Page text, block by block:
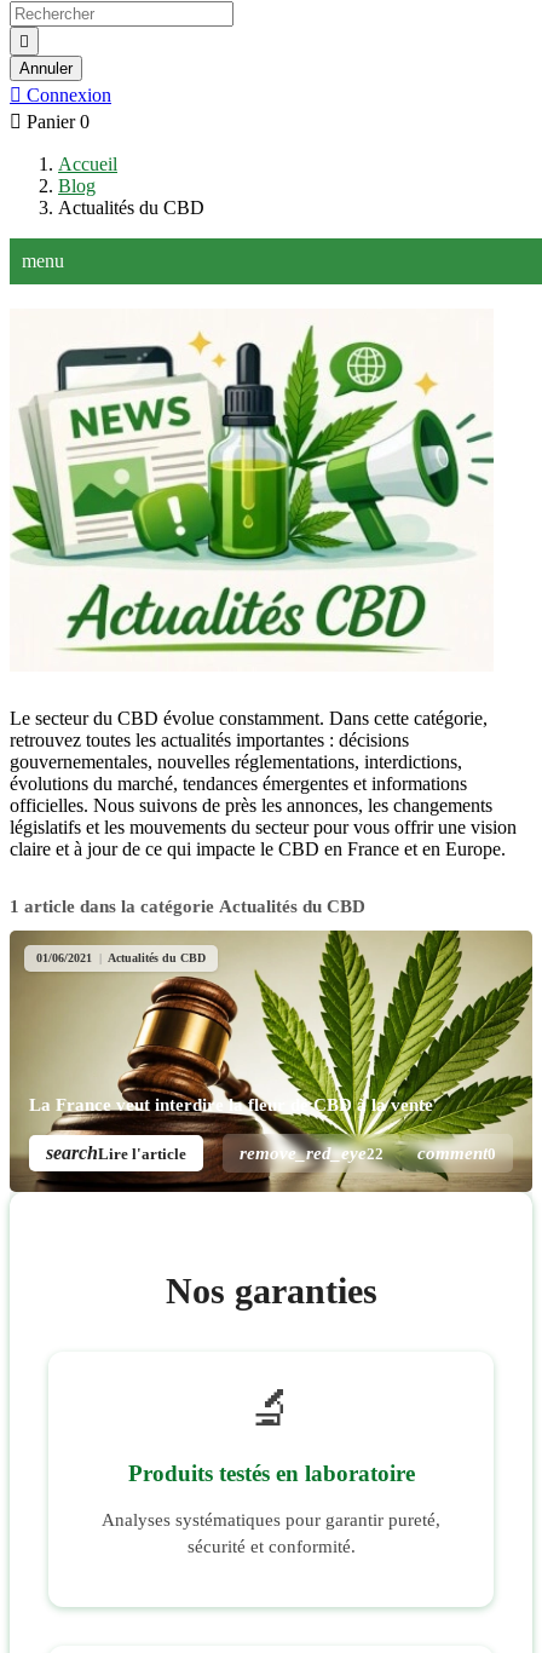

Annuler
 Connexion
 Panier 0
Accueil
Blog
Actualités du CBD
menu
Le secteur du CBD évolue constamment. Dans cette catégorie,
retrouvez toutes les actualités importantes : décisions
gouvernementales, nouvelles réglementations, interdictions,
évolutions du marché, tendances émergentes et informations
officielles. Nous suivons de près les annonces, les changements
législatifs et les mouvements du secteur pour vous offrir une vision
claire et à jour de ce qui impacte le CBD en France et en Europe.
1 article dans la catégorie Actualités du CBD
01/06/2021 | Actualités du CBD
La France veut interdire la fleur de CBD à la vente
searchLire l'article remove_red_eye22 comment0
Nos garanties
🔬
Produits testés en laboratoire
Analyses systématiques pour garantir pureté,
sécurité et conformité.